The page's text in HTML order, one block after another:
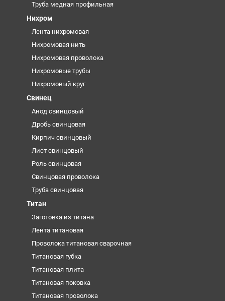
Труба медная профильная
Нихром
Лента нихромовая
Нихромовая нить
Нихромовая проволока
Нихромовые трубы
Нихромовый круг
Свинец
Анод свинцовый
Дробь свинцовая
Кирпич свинцовый
Лист свинцовый
Роль свинцовая
Свинцовая проволока
Труба свинцовая
Титан
Заготовка из титана
Лента титановая
Проволока титановая сварочная
Титановая губка
Титановая плита
Титановая поковка
Титановая проволока